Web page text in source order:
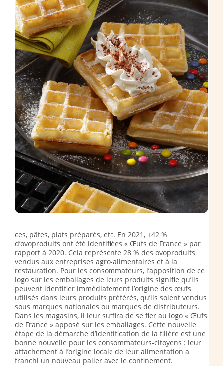
ces, pâtes, plats préparés, etc. En 2021, +42 %
d’ovoproduits ont été identifiées « Œufs de France » par
rapport à 2020. Cela représente 28 % des ovoproduits
vendus aux entreprises agro-alimentaires et à la
restauration. Pour les consommateurs, l’apposition de ce
logo sur les emballages de leurs produits signifie qu’ils
peuvent identifier immédiatement l’origine des œufs
utilisés dans leurs produits préférés, qu’ils soient vendus
sous marques nationales ou marques de distributeurs.
Dans les magasins, il leur suffira de se fier au logo « Œufs
de France » apposé sur les emballages. Cette nouvelle
étape de la démarche d’identification de la filière est une
bonne nouvelle pour les consommateurs-citoyens : leur
attachement à l’origine locale de leur alimentation a
franchi un nouveau palier avec le confinement.